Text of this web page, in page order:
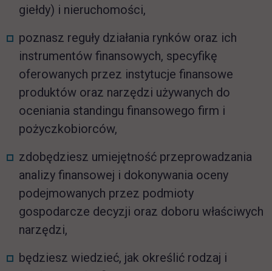
giełdy) i nieruchomości,
poznasz reguły działania rynków oraz ich
instrumentów finansowych, specyfikę
oferowanych przez instytucje finansowe
produktów oraz narzędzi używanych do
oceniania standingu finansowego firm i
pożyczkobiorców,
zdobędziesz umiejętność przeprowadzania
analizy finansowej i dokonywania oceny
podejmowanych przez podmioty
gospodarcze decyzji oraz doboru właściwych
narzędzi,
będziesz wiedzieć, jak określić rodzaj i